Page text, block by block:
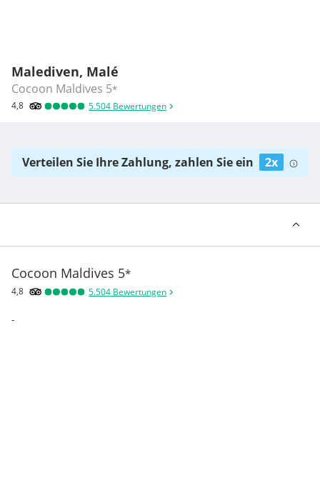
Malediven, Malé
Cocoon Maldives 5*
4,8 5.504 Bewertungen
Verteilen Sie Ihre Zahlung, zahlen Sie ein 2x
Cocoon Maldives 5*
4,8 5.504 Bewertungen
-